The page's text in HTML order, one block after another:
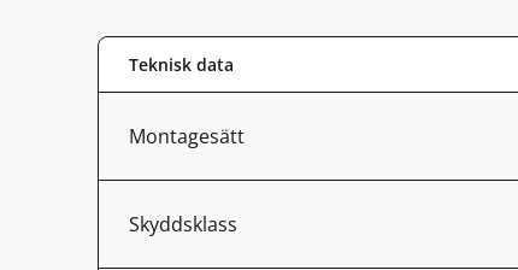
Teknisk data
Montagesätt
Skyddsklass